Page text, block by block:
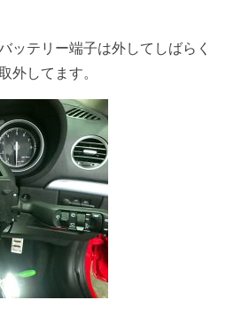
ッテリー端子は外してしばらく
外してます。